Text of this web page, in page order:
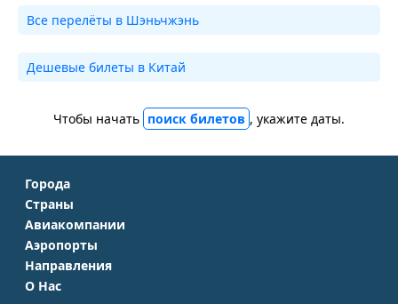
Все перелёты в Шэньчжэнь
Дешевые билеты в Китай
Чтобы начать поиск билетов , укажите даты.
Города
Москва
Санкт-Петербург
Симферополь
Краснодар
Страны
Крым
Турция
Таиланд
Авиакомпании
Аэрофлот
S7 Airlines
Аэропорты
Домодедово
Шереметьево
Направления
Москва - Сочи
О Нас